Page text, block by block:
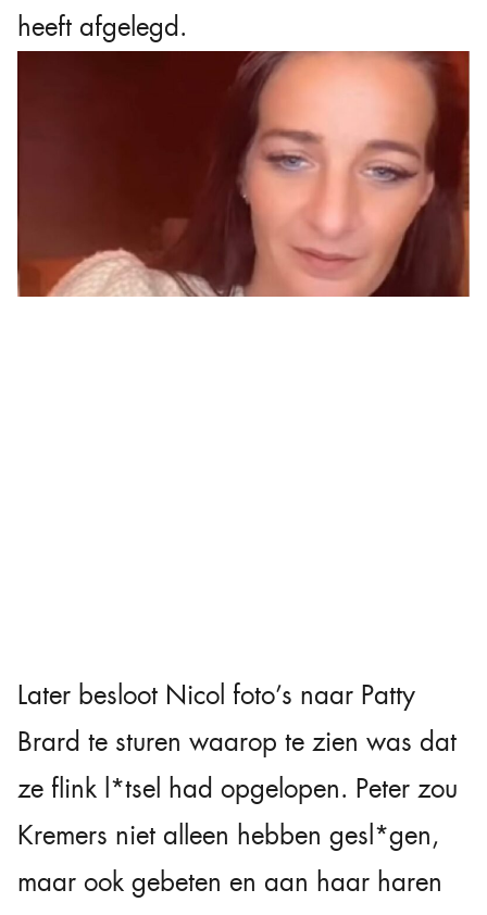
heeft afgelegd.
Later besloot Nicol foto’s naar Patty
Brard te sturen waarop te zien was dat
ze flink l*tsel had opgelopen. Peter zou
Kremers niet alleen hebben gesl*gen,
maar ook gebeten en aan haar haren